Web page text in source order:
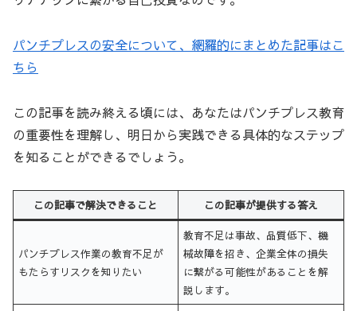
パンチプレスの安全について、網羅的にまとめた記事はこ
ちら
この記事を読み終える頃には、あなたはパンチプレス教育
の重要性を理解し、明日から実践できる具体的なステップ
を知ることができるでしょう。
この記事で解決できること この記事が提供する答え
パンチプレス作業の教育不足が
もたらすリスクを知りたい
教育不足は事故、品質低下、機
械故障を招き、企業全体の損失
に繋がる可能性があることを解
説します。